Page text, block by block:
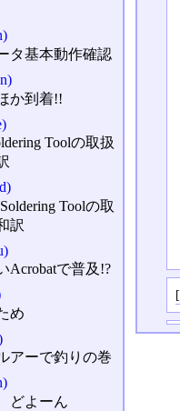
[
タ基本動作確認
か到着!!
Toolの取扱
Toolの取
訳
Acrobatで普及!?
め
アーで釣りの巻
どよーん